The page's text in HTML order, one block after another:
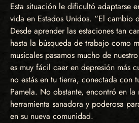
Esta situación le dificultó adaptarse
vida en Estados Unidos. “El cambio
Desde aprender las estaciones tan
hasta la búsqueda de trabajo como
musicales pasamos mucho de
es muy fácil caer en depresión más
no estás en tu tierra, conectada con
Pamela. No obstante, encontró en la
herramienta sanadora y poderosa
en su nueva comunidad.